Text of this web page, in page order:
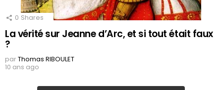
0 Shares
La vérité sur Jeanne d’Arc, et si tout était faux
?
parThomas RIBOULET
10 ans ago